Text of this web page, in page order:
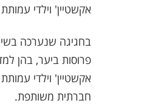
אקשטיין' וילדי
בחגיגה שנערכה
פרוסות ביער, בהן
אקשטיין' וילדי
חברתית משותפת.